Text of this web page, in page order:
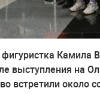
Камила
выступления на
встретили около